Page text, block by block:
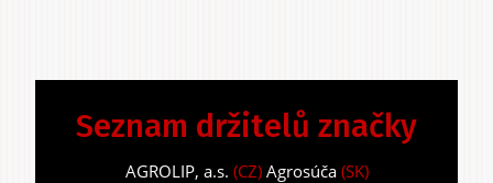
Seznam držitelů značky
AGROLIP, a.s. (CZ) Agrosúča(SK)